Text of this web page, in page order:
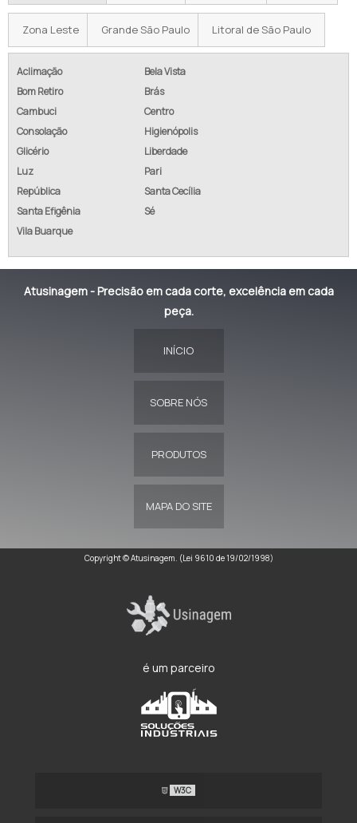
Zona Leste Grande São Paulo Litoral de São Paulo
Aclimação
Bela Vista
Bom Retiro
Brás
Cambuci
Centro
Consolação
Higienópolis
Glicério
Liberdade
Luz
Pari
República
Santa Cecília
Santa Efigênia
Sé
Vila Buarque
Atusinagem - Precisão em cada corte, excelência em cada
peça.
INÍCIO
SOBRE NÓS
PRODUTOS
MAPA DO SITE
Copyright © Atusinagem. (Lei 9610 de 19/02/1998)
é um parceiro
W3C